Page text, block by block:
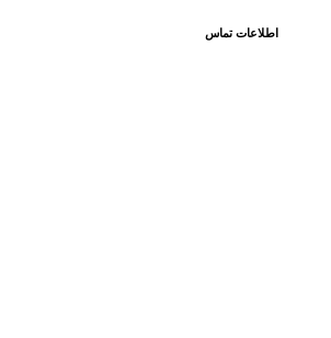
اطلاعات تماس